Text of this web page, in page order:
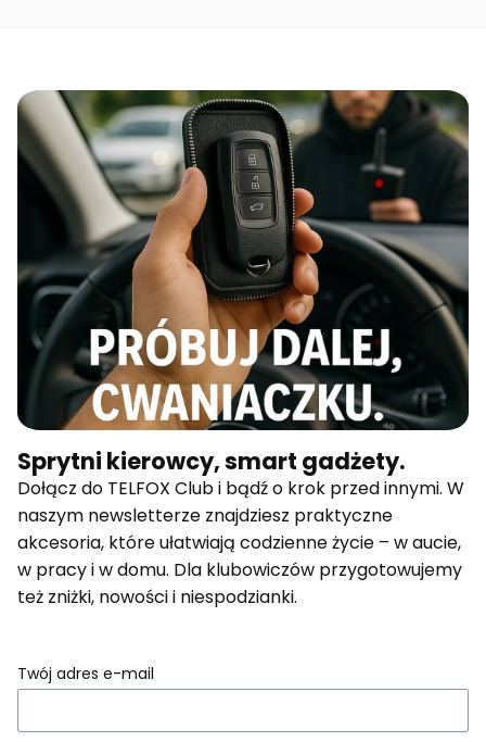
Sprytni kierowcy, smart gadżety.
Dołącz do TELFOX Club i bądź o krok przed innymi. W
naszym newsletterze znajdziesz praktyczne
akcesoria, które ułatwiają codzienne życie – w aucie,
w pracy i w domu. Dla klubowiczów przygotowujemy
też zniżki, nowości i niespodzianki.
Twój adres e-mail